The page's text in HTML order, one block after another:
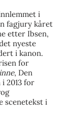
i
fagjury kåret
etter Ibsen,
nyeste
i kanon.
for
, Den
2013 for
og
scenetekst i